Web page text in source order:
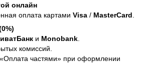
онлайн
оплата картами Visa / MasterCard
и Monobank
комиссий.
частями» при оформлении